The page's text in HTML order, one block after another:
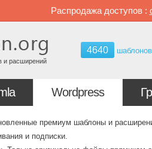
Распродажа доступов :
и расширений
4640 шаблонов
Wordpress
премиум шаблоны и
и подписки.